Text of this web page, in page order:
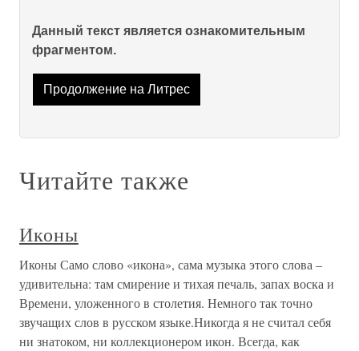
Данный текст является ознакомительным
фрагментом.
Продолжение на Литрес
Читайте также
Иконы
Иконы Само слово «икона», сама музыка этого слова –
удивительна: там смирение и тихая печаль, запах воска и
Времени, уложенного в столетия. Немного так точно
звучащих слов в русском языке.Никогда я не считал себя
ни знатоком, ни коллекционером икон. Всегда, как